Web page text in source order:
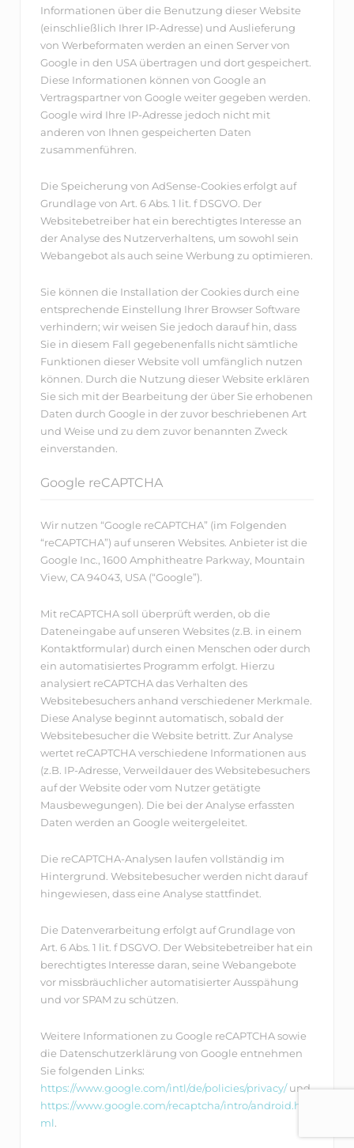
Informationen über die Benutzung dieser Website
(einschließlich Ihrer IP-Adresse) und Auslieferung
von Werbeformaten werden an einen Server von
Google in den USA übertragen und dort gespeichert.
Diese Informationen können von Google an
Vertragspartner von Google weiter gegeben werden.
Google wird Ihre IP-Adresse jedoch nicht mit
anderen von Ihnen gespeicherten Daten
zusammenführen.
Die Speicherung von AdSense-Cookies erfolgt auf
Grundlage von Art. 6 Abs. 1 lit. f DSGVO. Der
Websitebetreiber hat ein berechtigtes Interesse an
der Analyse des Nutzerverhaltens, um sowohl sein
Webangebot als auch seine Werbung zu optimieren.
Sie können die Installation der Cookies durch eine
entsprechende Einstellung Ihrer Browser Software
verhindern; wir weisen Sie jedoch darauf hin, dass
Sie in diesem Fall gegebenenfalls nicht sämtliche
Funktionen dieser Website voll umfänglich nutzen
können. Durch die Nutzung dieser Website erklären
Sie sich mit der Bearbeitung der über Sie erhobenen
Daten durch Google in der zuvor beschriebenen Art
und Weise und zu dem zuvor benannten Zweck
einverstanden.
Google reCAPTCHA
Wir nutzen “Google reCAPTCHA” (im Folgenden
“reCAPTCHA”) auf unseren Websites. Anbieter ist die
Google Inc., 1600 Amphitheatre Parkway, Mountain
View, CA 94043, USA (“Google”).
Mit reCAPTCHA soll überprüft werden, ob die
Dateneingabe auf unseren Websites (z.B. in einem
Kontaktformular) durch einen Menschen oder durch
ein automatisiertes Programm erfolgt. Hierzu
analysiert reCAPTCHA das Verhalten des
Websitebesuchers anhand verschiedener Merkmale.
Diese Analyse beginnt automatisch, sobald der
Websitebesucher die Website betritt. Zur Analyse
wertet reCAPTCHA verschiedene Informationen aus
(z.B. IP-Adresse, Verweildauer des Websitebesuchers
auf der Website oder vom Nutzer getätigte
Mausbewegungen). Die bei der Analyse erfassten
Daten werden an Google weitergeleitet.
Die reCAPTCHA-Analysen laufen vollständig im
Hintergrund. Websitebesucher werden nicht darauf
hingewiesen, dass eine Analyse stattfindet.
Die Datenverarbeitung erfolgt auf Grundlage von
Art. 6 Abs. 1 lit. f DSGVO. Der Websitebetreiber hat ein
berechtigtes Interesse daran, seine Webangebote
vor missbräuchlicher automatisierter Ausspähung
und vor SPAM zu schützen.
Weitere Informationen zu Google reCAPTCHA sowie
die Datenschutzerklärung von Google entnehmen
Sie folgenden Links:
https://www.google.com/intl/de/policies/privacy/und
https://www.google.com/recaptcha/intro/android.ht
ml